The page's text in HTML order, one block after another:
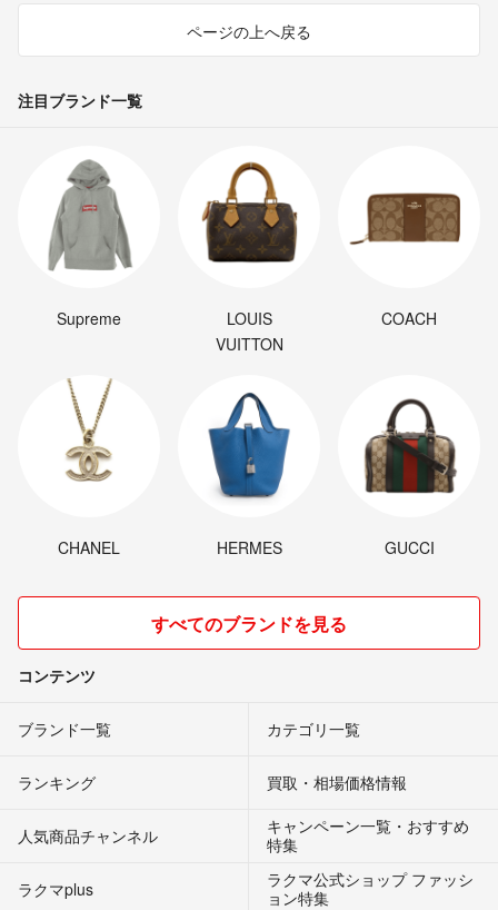
ページの上へ戻る
注目ブランド一覧
Supreme
LOUIS
VUITTON
COACH
CHANEL HERMES GUCCI
すべてのブランドを見る
コンテンツ
ブランド一覧 カテゴリ一覧
ランキング 買取・相場価格情報
人気商品チャンネル
キャンペーン一覧・おすすめ
特集
ラクマplus
ラクマ公式ショップ ファッシ
ョン特集